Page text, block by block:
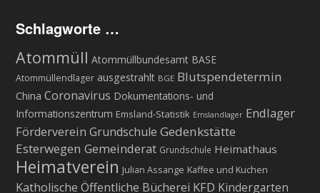
Schlagworte …
Atommüll Atommüllbundesamt BASE
Atommüllendlager ausgestrahlt BGE Blutspendetermin
China Coronavirus Dokumentations- und
Informationszentrum Emsland-Statistik Emslandlager Endlager
Förderverein Grundschule Gedenkstätte
Esterwegen Gemeinderat Grundschule Heimathaus
Heimatverein Julian Assange Kaffee und Kuchen
Katholische Öffentliche Bücherei KFD Kindergarten